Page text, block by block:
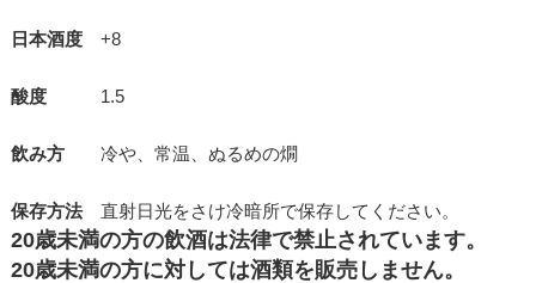
日本酒度+8
酸度1.5
飲み方冷や、常温、ぬるめの燗
保存方法直射日光をさけ冷暗所で保存してください。
20歳未満の方の飲酒は法律で禁止されています。
20歳未満の方に対しては酒類を販売しません。